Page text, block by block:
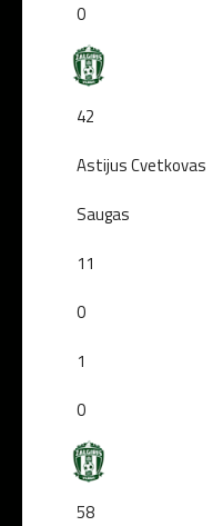
0
42
Astijus Cvetkovas
Saugas
11
0
1
0
58